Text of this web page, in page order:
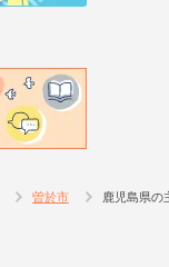
曽於市 鹿児島県の